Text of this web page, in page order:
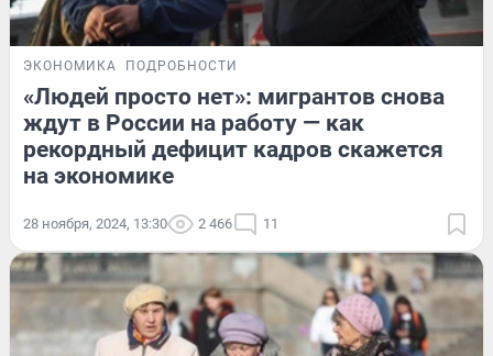
ЭКОНОМИКА ПОДРОБНОСТИ
«Людей просто нет»: мигрантов снова
ждут в России на работу — как
рекордный дефицит кадров скажется
на экономике
28 ноября, 2024, 13:30 2 466 11